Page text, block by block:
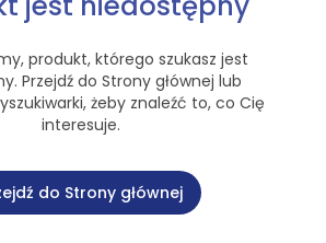
produkt, którego szukasz jest
Przejdź do Strony głównej lub
żeby znaleźć to, co Cię
interesuje.
do Strony głównej